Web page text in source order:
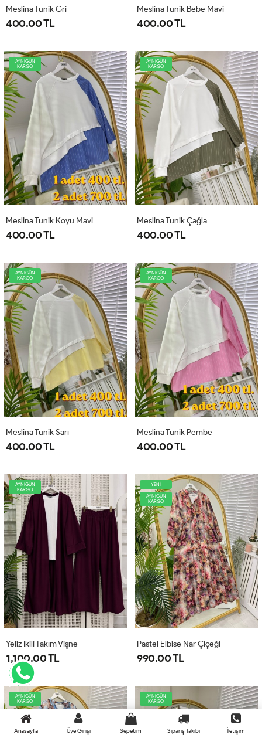
Meslina Tunik Gri
400.00 TL
Meslina Tunik Bebe Mavi
400.00 TL
AYNIGÜN
KARGO
Meslina Tunik Koyu Mavi
400.00 TL
AYNIGÜN
KARGO
Meslina Tunik Çağla
400.00 TL
AYNIGÜN
KARGO
Meslina Tunik Sarı
400.00 TL
AYNIGÜN
KARGO
Meslina Tunik Pembe
400.00 TL
AYNIGÜN
KARGO
Yeliz İkili Takım Vişne
1,100.00 TL
YENİ
AYNIGÜN
KARGO
Pastel Elbise Nar Çiçeği
990.00 TL
AYNIGÜN
KARGO
AYNIGÜN
KARGO
Anasayfa Üye Girişi Sepetim Sipariş Takibi İletişim